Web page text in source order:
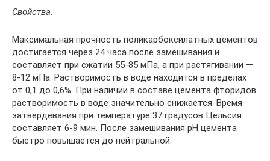
Свойства.
Максимальная прочность поликарбоксилатных цементов
достигается через 24 часа после замешивания и
составляет при сжатии 55-85 мПа, а при растягивании —
8-12 мПа. Растворимость в воде находится в пределах
от 0,1 до 0,6%. При наличии в составе цемента фторидов
растворимость в воде значительно снижается. Время
затвердевания при температуре 37 градусов Цельсия
составляет 6-9 мин. После замешивания рН цемента
быстро повышается до нейтральной.